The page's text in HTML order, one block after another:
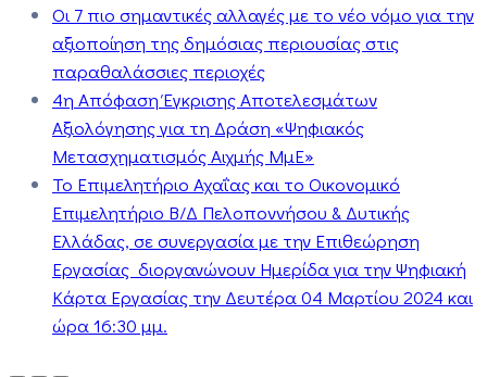
Οι 7 πιο σημαντικές αλλαγές με το νέο νόμο για την
αξιοποίηση της δημόσιας περιουσίας στις
παραθαλάσσιες περιοχές
4η Απόφαση Έγκρισης Αποτελεσμάτων
Αξιολόγησης για τη Δράση «Ψηφιακός
Μετασχηματισμός Αιχμής ΜμΕ»
Το Επιμελητήριο Αχαΐας και το Οικονομικό
Επιμελητήριο Β/Δ Πελοποννήσου & Δυτικής
Ελλάδας, σε συνεργασία με την Επιθεώρηση
Εργασίας διοργανώνουν Ημερίδα για την Ψηφιακή
Κάρτα Εργασίας την Δευτέρα 04 Μαρτίου 2024 και
ώρα 16:30 μμ.